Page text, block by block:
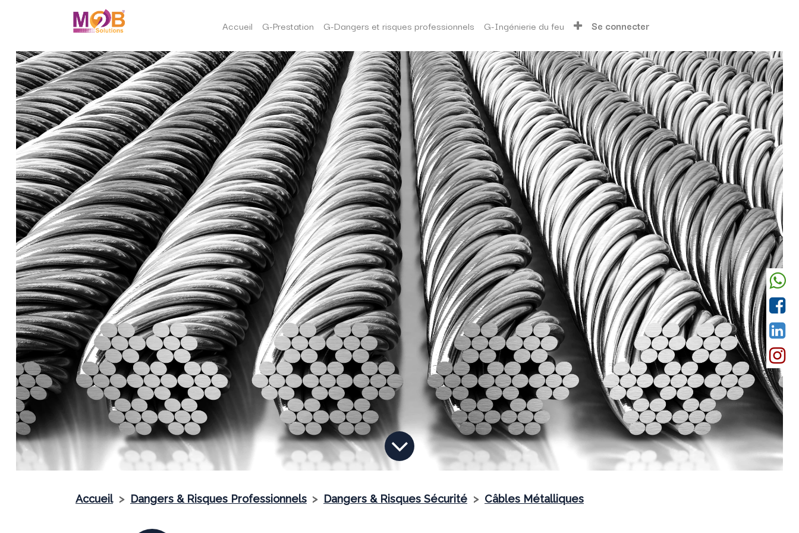
Accueil G-Prestation G-Dangers et risques professionnels G-Ingénierie du feu Se connecter
Précedent Suivant
Accueil > Dangers & Risques Professionnels > Dangers & Risques Sécurité > Câbles Métalliques